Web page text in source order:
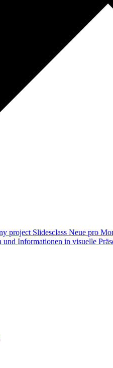
project Slidesclass Neue pro
und Informationen in visuelle